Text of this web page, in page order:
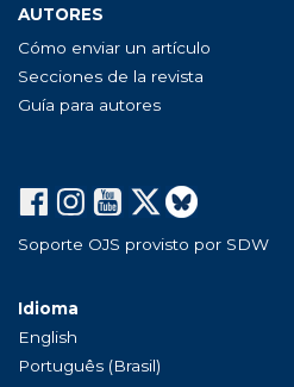
AUTORES
Cómo enviar un artículo
Secciones de la revista
Guía para autores
Soporte OJS provisto por SDW
Idioma
English
Português (Brasil)